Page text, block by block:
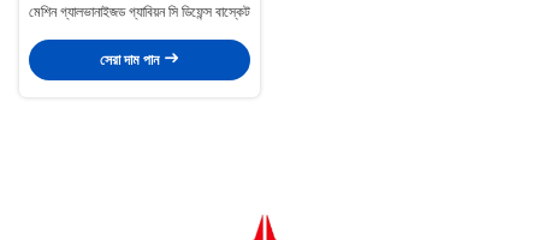
মেশিন গ্যালভানাইজড গ্যাবিয়ন সি ডিফেন্স বাস্কেট
সেরা দাম পান